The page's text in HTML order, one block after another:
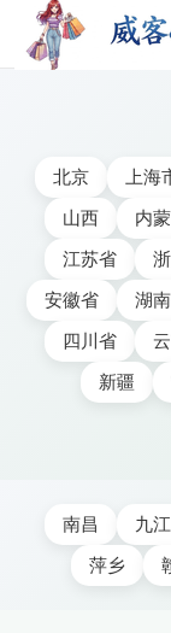
北京 上海
山西
内
江苏省
安徽省
湖
四川省
新疆
南昌 九江
萍乡